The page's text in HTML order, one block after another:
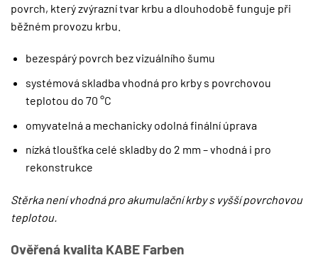
povrch, který zvýrazní tvar krbu a dlouhodobě funguje při
běžném provozu krbu.
bezespárý povrch bez vizuálního šumu
systémová skladba vhodná pro krby s povrchovou
teplotou do 70 °C
omyvatelná a mechanicky odolná finální úprava
nízká tloušťka celé skladby do 2 mm – vhodná i pro
rekonstrukce
Stěrka není vhodná pro akumulační krby s vyšší povrchovou
teplotou.
Ověřená kvalita KABE Farben